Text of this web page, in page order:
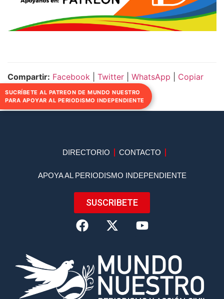
Compartir: Facebook Twitter WhatsApp
Copiar
enlace
DIRECTORIO CONTACTO
APOYA AL PERIODISMO INDEPENDIENTE
SUSCRIBETE
SUCRÍBETE AL PATREON DE MUNDO NUESTRO
PARA APOYAR AL PERIODISMO INDEPENDIENTE